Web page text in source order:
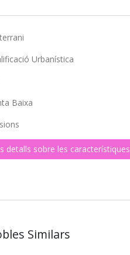
Urbanística
Baixa
detalls sobre les característiques
Similars